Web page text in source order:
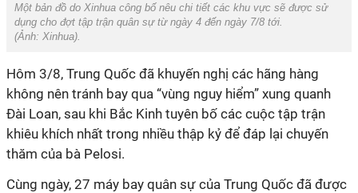
Một bản đồ do Xinhua công bố nêu chi tiết các khu vực sẽ được sử
dụng cho đợt tập trận quân sự từ ngày 4 đến ngày 7/8 tới.
(Ảnh: Xinhua).
Hôm 3/8, Trung Quốc đã khuyến nghị các hãng hàng
không nên tránh bay qua “vùng nguy hiểm” xung quanh
Đài Loan, sau khi Bắc Kinh tuyên bố các cuộc tập trận
khiêu khích nhất trong nhiều thập kỷ để đáp lại chuyến
thăm của bà Pelosi.
Cùng ngày, 27 máy bay quân sự của Trung Quốc đã được